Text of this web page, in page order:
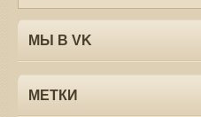
МЫ В VK
МЕТКИ